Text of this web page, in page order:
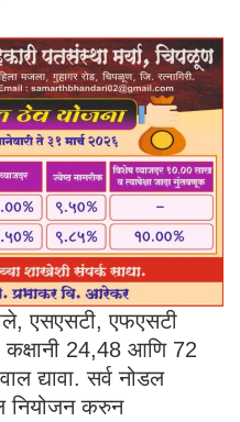
एसएसटी, एफएसटी
24,48 आणि 72
द्यावा. सर्व नोडल
नियोजन करुन